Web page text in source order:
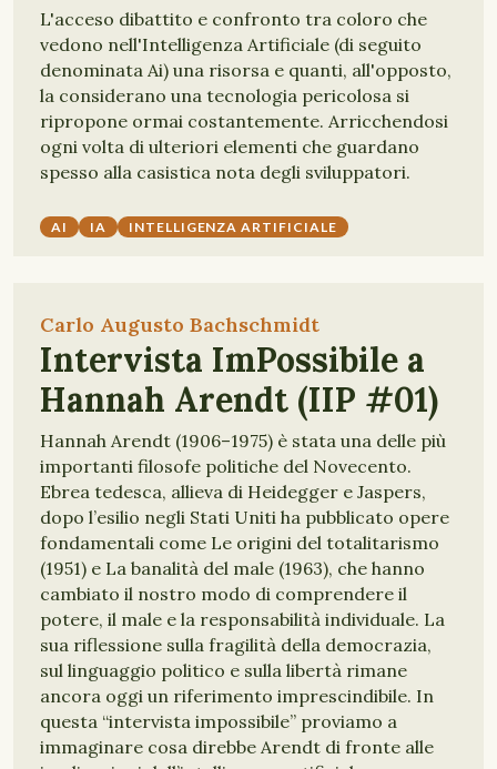
L'acceso dibattito e confronto tra coloro che
vedono nell'Intelligenza Artificiale (di seguito
denominata Ai) una risorsa e quanti, all'opposto,
la considerano una tecnologia pericolosa si
ripropone ormai costantemente. Arricchendosi
ogni volta di ulteriori elementi che guardano
spesso alla casistica nota degli sviluppatori.
AI IA INTELLIGENZA ARTIFICIALE
Carlo Augusto Bachschmidt
Intervista ImPossibile a
Hannah Arendt (IIP #01)
Hannah Arendt (1906–1975) è stata una delle più
importanti filosofe politiche del Novecento.
Ebrea tedesca, allieva di Heidegger e Jaspers,
dopo l’esilio negli Stati Uniti ha pubblicato opere
fondamentali come Le origini del totalitarismo
(1951) e La banalità del male (1963), che hanno
cambiato il nostro modo di comprendere il
potere, il male e la responsabilità individuale. La
sua riflessione sulla fragilità della democrazia,
sul linguaggio politico e sulla libertà rimane
ancora oggi un riferimento imprescindibile. In
questa “intervista impossibile” proviamo a
immaginare cosa direbbe Arendt di fronte alle